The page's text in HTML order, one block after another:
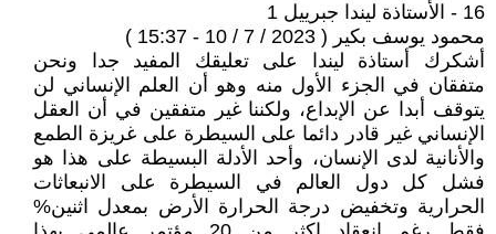
16 - الأستاذة ليندا جبرييل 1
محمود يوسف بكير ( 2023 / 7 / 10 - 15:37 )
أشكرك أستاذة ليندا على تعليقك المفيد جدا ونحن
متفقان في الجزء الأول منه وهو أن العلم الإنساني لن
يتوقف أبدا عن الإبداع، ولكننا غير متفقين في أن العقل
الإنساني غير قادر دائما على السيطرة على غريزة الطمع
والأنانية لدى الإنسان، وأحد الأدلة البسيطة على هذا هو
فشل كل دول العالم في السيطرة ‏على الانبعاثات
الحرارية وتخفيض درجة الحرارة الأرض بمعدل اثنين%